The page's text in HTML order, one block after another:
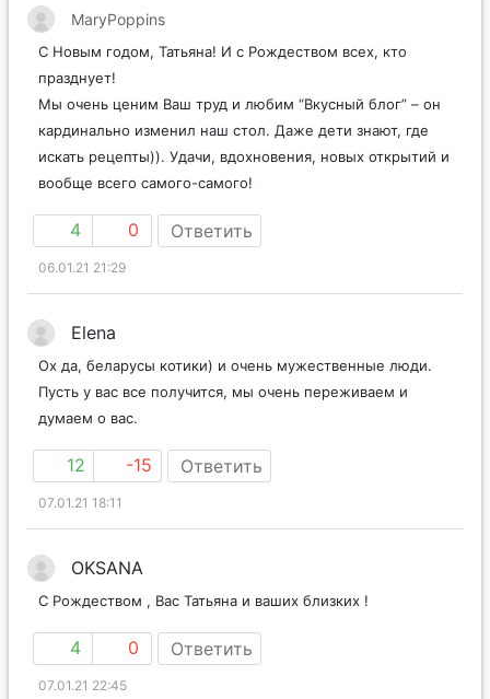
MaryPoppins
С Новым годом, Татьяна! И с Рождеством всех, кто
празднует!
Мы очень ценим Ваш труд и любим “Вкусный блог” – он
кардинально изменил наш стол. Даже дети знают, где
искать рецепты)). Удачи, вдохновения, новых открытий и
4 0 Ответить
06.01.21 21:29
Elena
Ох да, беларусы котики) и очень мужественные люди.
Пусть у вас все получится, мы очень переживаем и
12 -15 Ответить
07.01.21 18:11
4 0 Ответить